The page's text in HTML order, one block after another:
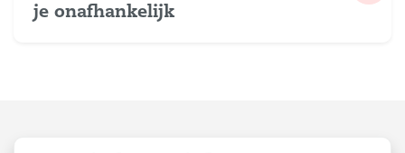
je onafhankelijk